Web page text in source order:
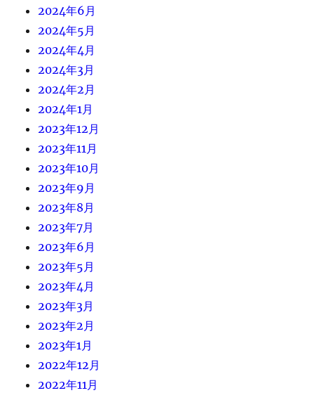
2024年6月
2024年5月
2024年4月
2024年3月
2024年2月
2024年1月
2023年12月
2023年11月
2023年10月
2023年9月
2023年8月
2023年7月
2023年6月
2023年5月
2023年4月
2023年3月
2023年2月
2023年1月
2022年12月
2022年11月